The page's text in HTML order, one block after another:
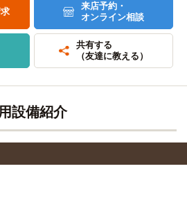
電車
分）→勝田台
12分
分）→京成津田沼（3分）→（京成
郷
パス)
18分
院 電車
5分
16分
16分）→京成船橋
16分）→京成船橋
来店予約・
オンライン相談
共有する
（友達に教える）
設備紹介